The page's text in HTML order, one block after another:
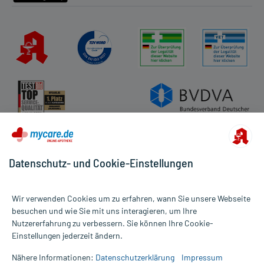
Alle Preise gelten inkl. MwSt., ggf. zzgl. Versandkosten
Informationen auf dieser Website werden ausschließlich für
Datenschutz- und Cookie-Einstellungen
Wir verwenden Cookies um zu erfahren, wann Sie unsere Webseite
besuchen und wie Sie mit uns interagieren, um Ihre
Nutzererfahrung zu verbessern. Sie können Ihre Cookie-
Einstellungen jederzeit ändern.
Nähere Informationen: Datenschutzerklärung Impressum